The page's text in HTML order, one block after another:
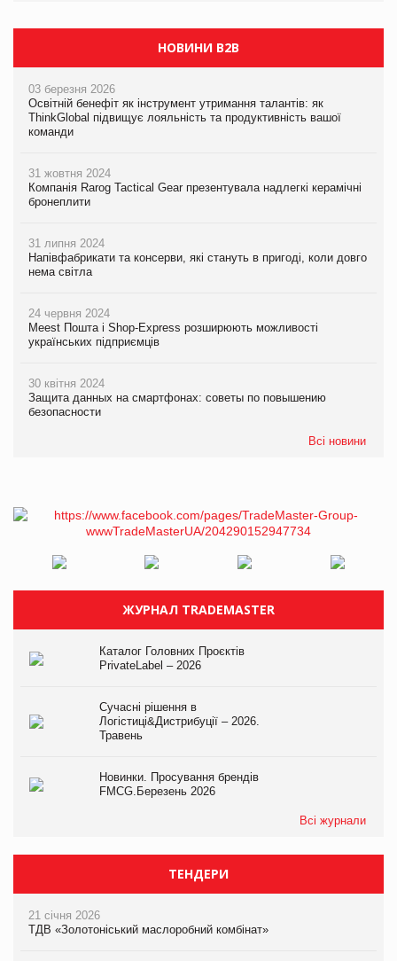
НОВИНИ B2B
03 березня 2026
Освітній бенефіт як інструмент утримання талантів: як
ThinkGlobal підвищує лояльність та продуктивність вашої
команди
31 жовтня 2024
Компанія Rarog Tactical Gear презентувала надлегкі керамічні
бронеплити
31 липня 2024
Напівфабрикати та консерви, які стануть в пригоді, коли довго
нема світла
24 червня 2024
Meest Пошта і Shop-Express розширюють можливості
українських підприємців
30 квітня 2024
Защита данных на смартфонах: советы по повышению
безопасности
Всі новини
ЖУРНАЛ TRADEMASTER
Каталог Головних Проєктів
PrivateLabel – 2026
Сучасні рішення в
Логістиці&Дистрибуції – 2026.
Травень
Новинки. Просування брендів
FMCG.Березень 2026
Всі журнали
ТЕНДЕРИ
21 січня 2026
ТДВ «Золотоніський маслоробний комбінат»